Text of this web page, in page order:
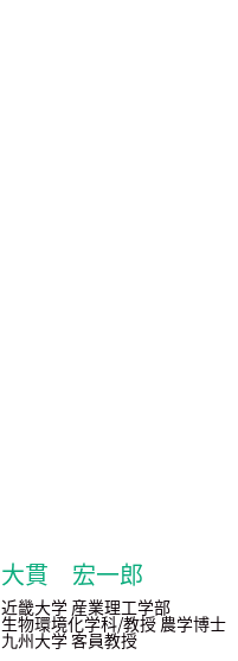
大貫 宏一郎
近畿大学 産業理工学部
生物環境化学
九州大学 客員教授